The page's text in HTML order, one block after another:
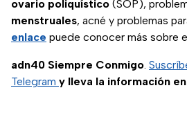
ovario poliquístico (SOP),
menstruales, acné y problemas
enlace puede conocer más sobre
adn40 Siempre Conmigo.
Telegram y lleva la información